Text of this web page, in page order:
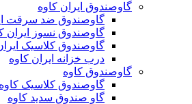
گاوصندوق ایران کاوه
گاوصندوق ضد سرقت
گاوصندوق نسوز ایران
گاوصندوق کلاسیک
درب خزانه ایران کاوه
گاوصندوق کاوه
گاوصندوق کلاسیک کاوه
گاو صندوق سدید کاوه